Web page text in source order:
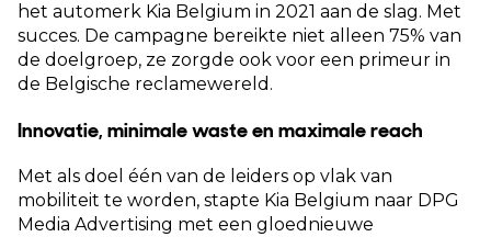
het automerk Kia Belgium in 2021 aan de slag. Met
succes. De campagne bereikte niet alleen 75% van
de doelgroep, ze zorgde ook voor een primeur in
de Belgische reclamewereld.
Innovatie, minimale waste en maximale reach
Met als doel één van de leiders op vlak van
mobiliteit te worden, stapte Kia Belgium naar DPG
Media Advertising met een gloednieuwe